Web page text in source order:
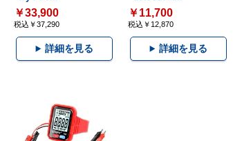
￥33,900
税込￥37,290
詳細を見る
￥11,700
税込￥12,870
詳細を見る